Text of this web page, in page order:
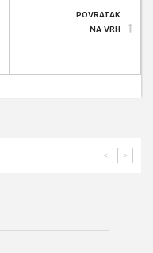
POVRATAK
NA VRH
>
<